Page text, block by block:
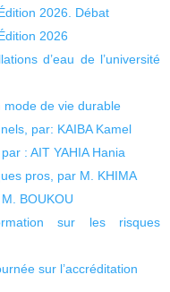
2026. Débat
2026
d’eau de l’université
mode de vie durable
par: KAIBA Kamel
: AIT YAHIA Hania
pros, par M. KHIMA
BOUKOU
sur les risques
sur l’accréditation